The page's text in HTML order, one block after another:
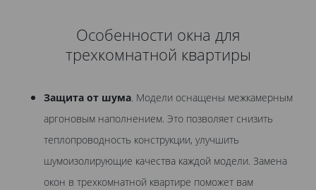
Особенности окна для
трехкомнатной квартиры
Защита от шума. Модели оснащены межкамерным
аргоновым наполнением. Это позволяет снизить
теплопроводность конструкции, улучшить
шумоизолирующие качества каждой модели. Замена
окон в трехкомнатной квартире поможет вам